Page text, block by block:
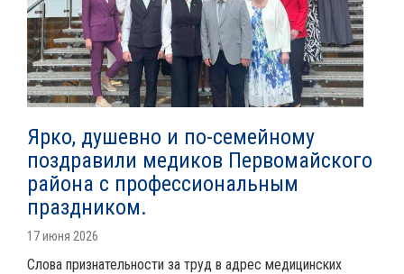
Ярко, душевно и по-семейному
поздравили медиков Первомайского
района с профессиональным
праздником.
17 июня 2026
Слова признательности за труд в адрес медицинских